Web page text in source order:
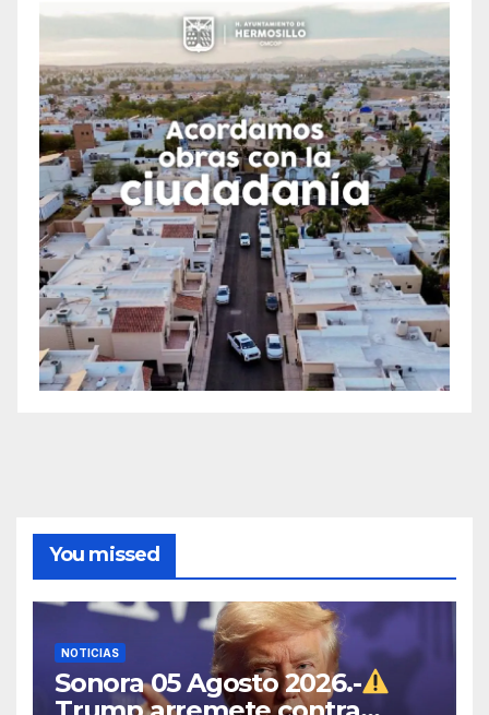
You missed
NOTICIAS
Sonora 05 Agosto 2026.-